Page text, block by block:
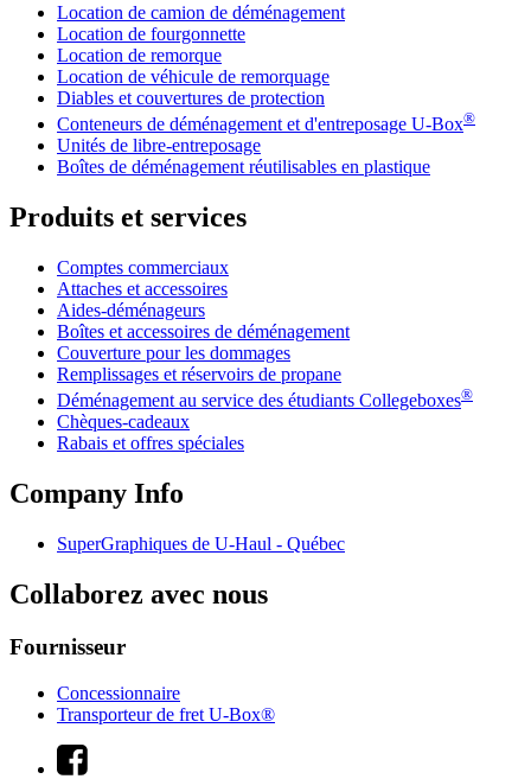
Location de camion de déménagement
Location de fourgonnette
Location de remorque
Location de véhicule de remorquage
Diables et couvertures de protection
Conteneurs de déménagement et d'entreposage U-Box®
Unités de libre-entreposage
Boîtes de déménagement réutilisables en plastique
Produits et services
Comptes commerciaux
Attaches et accessoires
Aides-déménageurs
Boîtes et accessoires de déménagement
Couverture pour les dommages
Remplissages et réservoirs de propane
Déménagement au service des étudiants Collegeboxes®
Chèques-cadeaux
Rabais et offres spéciales
Company Info
SuperGraphiques de U-Haul - Québec
Collaborez avec nous
Fournisseur
Concessionnaire
Transporteur de fret U-Box®